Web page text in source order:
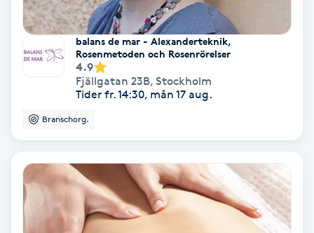
Bottenfärg
Brynformning
Brynfärgning
Brynplockning
Bröllopsuppsättning
Celluliter
balans de mar - Alexanderteknik,
Rosenmetoden och Rosenrörelser
4.9
Fjällgatan 23B, Stockholm
Tider fr. 14:30, mån 17 aug.
Branschorg.